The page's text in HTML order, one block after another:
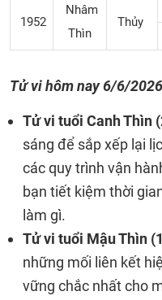
1952
Nhâm
Thìn
Thủy
Tử vi hôm nay 6/6/
Tử vi tuổi Canh Thìn
sáng để sắp xếp lại
các quy trình vận
bạn tiết kiệm thời
làm gì.
Tử vi tuổi Mậu Thìn
những mối liên kết
vững chắc nhất cho